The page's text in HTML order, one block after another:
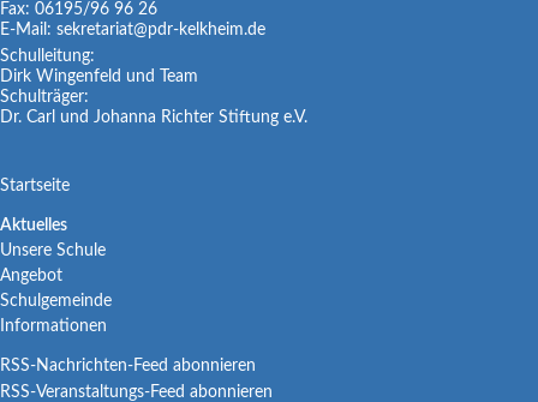
Fax: 06195/96 96 26
E-Mail: sekretariat@pdr-kelkheim.de
Schulleitung:
Dirk Wingenfeld und Team
Schulträger:
Dr. Carl und Johanna Richter Stiftung e.V.
Navigation
Startseite
Navigation
überspringen
Aktuelles
Unsere Schule
Angebot
Schulgemeinde
Informationen
RSS-Nachrichten-Feed abonnieren
RSS-Veranstaltungs-Feed abonnieren